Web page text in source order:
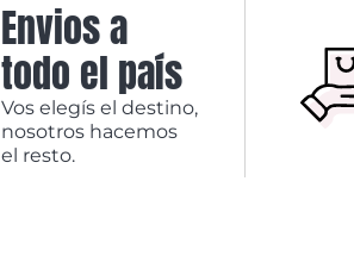
Envios a
todo el país
Vos elegís el destino,
nosotros hacemos
el resto.